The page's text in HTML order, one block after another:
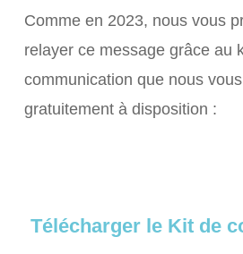
Comme en 2023, nous vous
relayer ce message grâce au
communication que nous
gratuitement à disposition :
Télécharger le Kit de